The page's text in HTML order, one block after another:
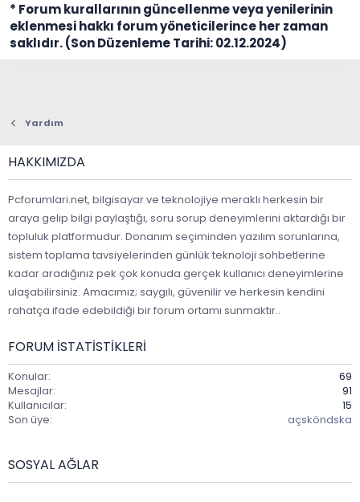
* Forum kurallarının güncellenme veya yenilerinin
eklenmesi hakkı forum yöneticilerince her zaman
saklıdır. (Son Düzenleme Tarihi: 02.12.2024)
Yardım
HAKKIMIZDA
Pcforumlari.net, bilgisayar ve teknolojiye meraklı herkesin bir
araya gelip bilgi paylaştığı, soru sorup deneyimlerini aktardığı bir
topluluk platformudur. Donanım seçiminden yazılım sorunlarına,
sistem toplama tavsiyelerinden günlük teknoloji sohbetlerine
kadar aradığınız pek çok konuda gerçek kullanıcı deneyimlerine
ulaşabilirsiniz. Amacımız; saygılı, güvenilir ve herkesin kendini
rahatça ifade edebildiği bir forum ortamı sunmaktır..
FORUM ISTATISTIKLERI
Konular
69
Mesajlar
91
Kullanıcılar
15
Son üye
açsköndska
SOSYAL AĞLAR